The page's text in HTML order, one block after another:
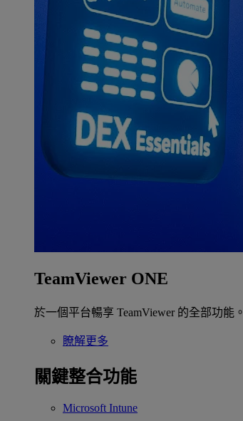
TeamViewer ONE
於一個平台暢享 TeamViewer 的全部功能。
瞭解更多
關鍵整合功能
Microsoft Intune